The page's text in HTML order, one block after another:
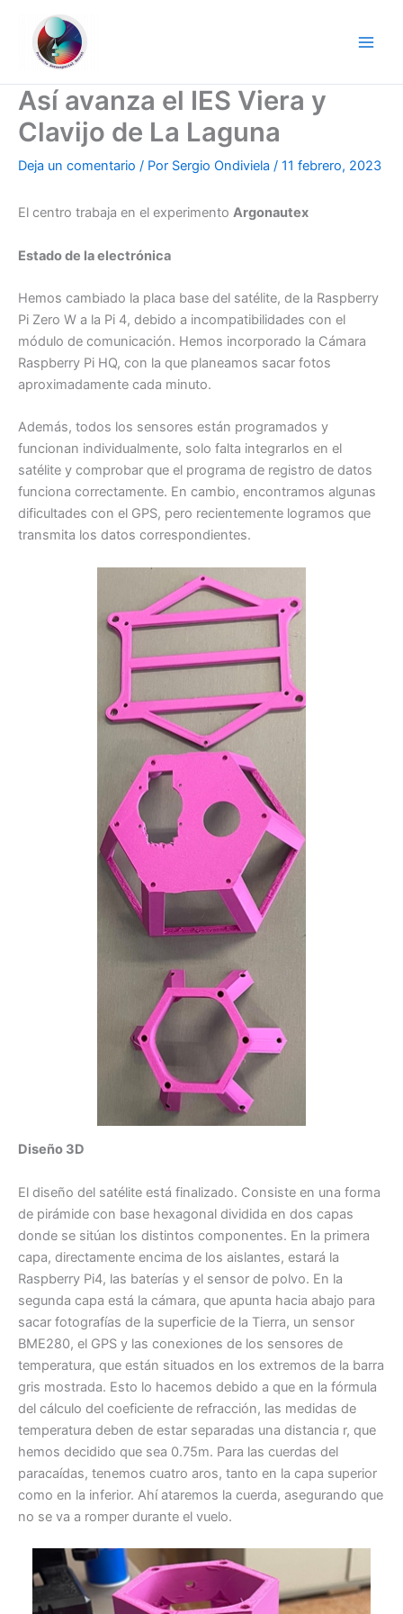
contenido
Así avanza el IES Viera y
Clavijo de La Laguna
Deja un comentario / Por Sergio Ondiviela / 11 febrero, 2023
El centro trabaja en el experimento Argonautex
Estado de la electrónica
Hemos cambiado la placa base del satélite, de la Raspberry
Pi Zero W a la Pi 4, debido a incompatibilidades con el
módulo de comunicación. Hemos incorporado la Cámara
Raspberry Pi HQ, con la que planeamos sacar fotos
aproximadamente cada minuto.
Además, todos los sensores están programados y
funcionan individualmente, solo falta integrarlos en el
satélite y comprobar que el programa de registro de datos
funciona correctamente. En cambio, encontramos algunas
dificultades con el GPS, pero recientemente logramos que
transmita los datos correspondientes.
Diseño 3D
El diseño del satélite está finalizado. Consiste en una forma
de pirámide con base hexagonal dividida en dos capas
donde se sitúan los distintos componentes. En la primera
capa, directamente encima de los aislantes, estará la
Raspberry Pi4, las baterías y el sensor de polvo. En la
segunda capa está la cámara, que apunta hacia abajo para
sacar fotografías de la superficie de la Tierra, un sensor
BME280, el GPS y las conexiones de los sensores de
temperatura, que están situados en los extremos de la barra
gris mostrada. Esto lo hacemos debido a que en la fórmula
del cálculo del coeficiente de refracción, las medidas de
temperatura deben de estar separadas una distancia r, que
hemos decidido que sea 0.75m. Para las cuerdas del
paracaídas, tenemos cuatro aros, tanto en la capa superior
como en la inferior. Ahí ataremos la cuerda, asegurando que
no se va a romper durante el vuelo.